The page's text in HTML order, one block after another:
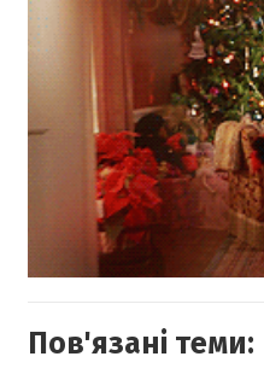
Пов'язані теми: